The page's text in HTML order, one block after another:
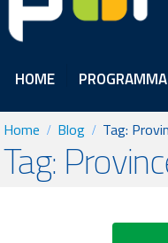
HOME PROGRAMMA
Home Blog Tag:
Tag: